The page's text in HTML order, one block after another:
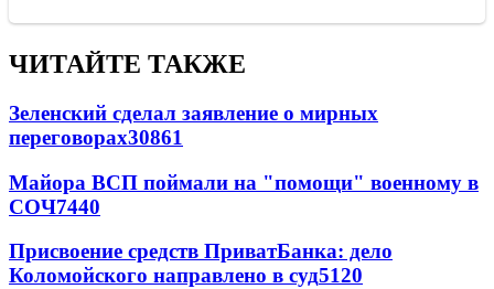
ЧИТАЙТЕ ТАКЖЕ
Зеленский сделал заявление о мирных
переговорах30861
Майора ВСП поймали на "помощи" военному в
СОЧ7440
Присвоение средств ПриватБанка: дело
Коломойского направлено в суд5120